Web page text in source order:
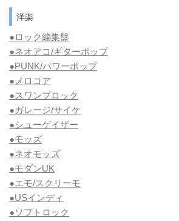
洋楽
●ロック編集盤
●ネオアコ/ギターポップ
●PUNK/パワーポップ
●メロコア
●スワンプロック
●ガレージ/サイケ
●シューゲイザー
●モッズ
●ネオモッズ
●モダンUK
●エモ/スクリーモ
●USインディ
●ソフトロック